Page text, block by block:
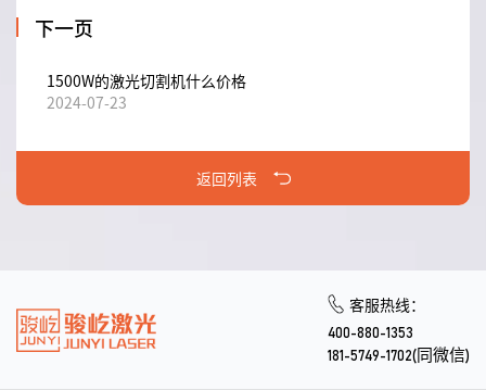
下一页
1500W的激光切割机什么价格
2024-07-23
返回列表
客服热线：
400-880-1353
181-5749-1702(同微信)